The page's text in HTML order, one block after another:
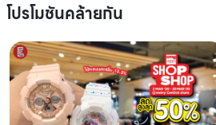
โปรโมชันคล้ายกัน